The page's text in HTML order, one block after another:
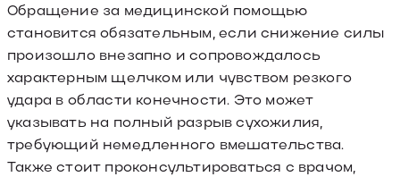
Обращение за медицинской помощью
становится обязательным, если снижение силы
произошло внезапно и сопровождалось
характерным щелчком или чувством резкого
удара в области конечности. Это может
указывать на полный разрыв сухожилия,
требующий немедленного вмешательства.
Также стоит проконсультироваться с врачом,